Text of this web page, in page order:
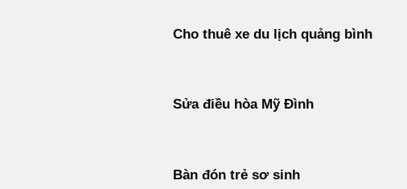
Cho thuê xe du lịch quảng bình
Sửa điều hòa Mỹ Đình
Bàn đón trẻ sơ sinh